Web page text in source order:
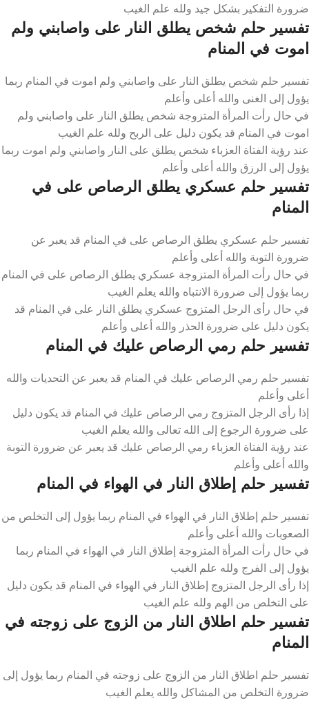
ضرورة التفكير بشكل جيد ولله علم الغيب
تفسير حلم شخص يطلق النار على واصابني ولم
اموت في المنام
تفسير حلم شخص يطلق النار على واصابني ولم اموت في المنام ربما
يؤول إلى الغنى والله أعلى وأعلم
في حال رأت المرأة المتزوجة شخص يطلق النار على واصابني ولم
اموت في المنام قد يكون دليل على الربح ولله علم الغيب
عند رؤية الفتاة العزباء شخص يطلق على النار واصابني ولم اموت ربما
يؤول إلى الرزق والله أعلى وأعلم
تفسير حلم عسكري يطلق الرصاص على في
المنام
تفسير حلم عسكري يطلق الرصاص على في المنام قد يعبر عن
ضرورة التوبة والله أعلى وأعلم
في حال رأت المرأة المتزوجة عسكري يطلق الرصاص على في المنام
ربما يؤول إلى ضرورة الانتباه والله يعلم الغيب
في حال رأى الرجل المتزوج عسكري يطلق النار على في المنام قد
يكون دليل على ضرورة الحذر والله أعلى وأعلم
تفسير حلم رمي الرصاص عليك في المنام
تفسير حلم رمي الرصاص عليك في المنام قد يعبر عن التحديات والله
أعلى وأعلم
إذا رأى الرجل المتزوج رمي الرصاص عليك في المنام قد يكون دليل
على ضرورة الرجوع إلى الله تعالى والله يعلم الغيب
عند رؤية الفتاة العزباء رمي الرصاص عليك قد يعبر عن ضرورة التوبة
والله أعلى وأعلم
تفسير حلم إطلاق النار في الهواء في المنام
تفسير حلم إطلاق النار في الهواء في المنام ربما يؤول إلى التخلص من
الصعوبات والله أعلى وأعلم
في حال رأت المرأة المتزوجة إطلاق النار في الهواء في المنام ربما
يؤول إلى الفرج ولله علم الغيب
إذا رأى الرجل المتزوج إطلاق النار في الهواء في المنام قد يكون دليل
على التخلص من الهم ولله علم الغيب
تفسير حلم اطلاق النار من الزوج على زوجته في
المنام
تفسير حلم اطلاق النار من الزوج على زوجته في المنام ربما يؤول إلى
ضرورة التخلص من المشاكل والله يعلم الغيب